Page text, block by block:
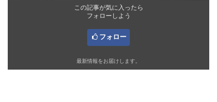
この記事が気に入ったら
フォローしよう
フォロー
最新情報をお届けします。